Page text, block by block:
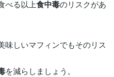
べる以上食中毒のリスクがあ
味しいマフィンでもそのリス
を減らしましょう。